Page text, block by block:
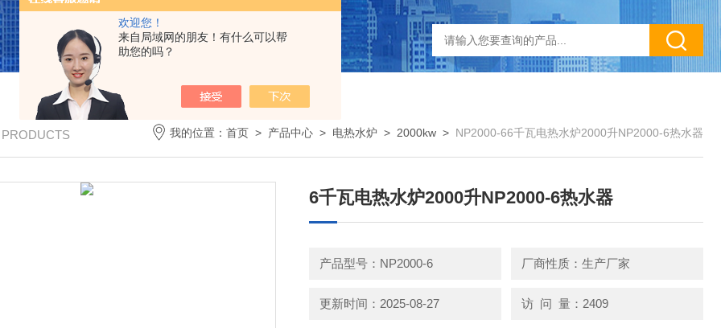
欢迎您！
来自局域网的朋友！有什么可以帮
助您的吗？
我的位置： 首页 > 产品中心 > 电热水炉 > 2000kw > NP2000-66千瓦电热水炉2000升NP2000-6热水器
6千瓦电热水炉2000升NP2000-6热水器
产品型号：NP2000-6 厂商性质：生产厂家
更新时间：2025-08-27 访 问 量：2409